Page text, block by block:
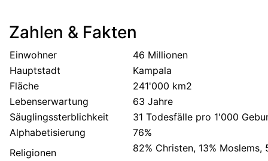
Zahlen & Fakten
Einwohner
46 Millionen
Hauptstadt
Kampala
Fläche
241'000 km2
Lebenserwartung
63 Jahre
Säuglingssterblichkeit
31 Todesfälle pro 1'000
Alphabetisierung
76%
Religionen
82% Christen, 13% Moslems,